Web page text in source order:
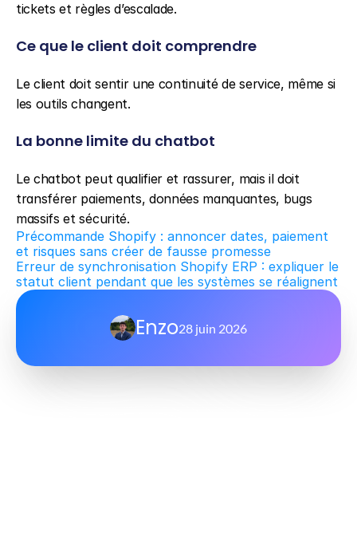
tickets et règles d’escalade.
Ce que le client doit comprendre
Le client doit sentir une continuité de service, même si
les outils changent.
La bonne limite du chatbot
Le chatbot peut qualifier et rassurer, mais il doit
transférer paiements, données manquantes, bugs
massifs et sécurité.
Précommande Shopify : annoncer dates, paiement
et risques sans créer de fausse promesse
Erreur de synchronisation Shopify ERP : expliquer le
statut client pendant que les systèmes se réalignent
Enzo28 juin 2026